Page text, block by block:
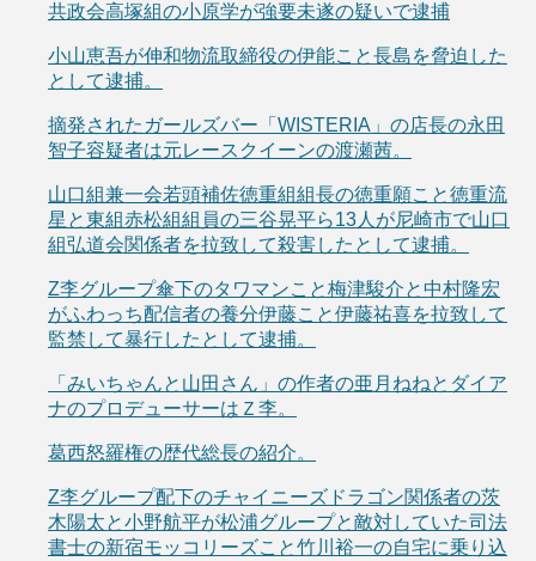
共政会高塚組の小原学が強要未遂の疑いで逮捕
小山恵吾が伸和物流取締役の伊能こと長島を脅迫した
として逮捕。
摘発されたガールズバー「WISTERIA」の店長の永田
智子容疑者は元レースクイーンの渡瀬茜。
山口組兼一会若頭補佐徳重組組長の徳重願こと徳重流
星と東組赤松組組員の三谷晃平ら13人が尼崎市で山口
組弘道会関係者を拉致して殺害したとして逮捕。
Z李グループ傘下のタワマンこと梅津駿介と中村隆宏
がふわっち配信者の養分伊藤こと伊藤祐喜を拉致して
監禁して暴行したとして逮捕。
「みいちゃんと山田さん」の作者の亜月ねねとダイア
ナのプロデューサーはＺ李。
葛西怒羅権の歴代総長の紹介。
Z李グループ配下のチャイニーズドラゴン関係者の茨
木陽太と小野航平が松浦グループと敵対していた司法
書士の新宿モッコリーズこと竹川裕一の自宅に乗り込